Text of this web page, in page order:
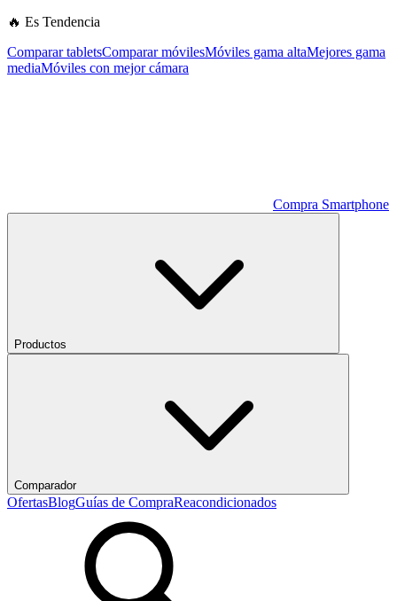
🔥 Es Tendencia
Comparar tabletsComparar móvilesMóviles gama altaMejores gama
mediaMóviles con mejor cámara
Compra Smartphone
Productos
Comparador
OfertasBlogGuías de CompraReacondicionados